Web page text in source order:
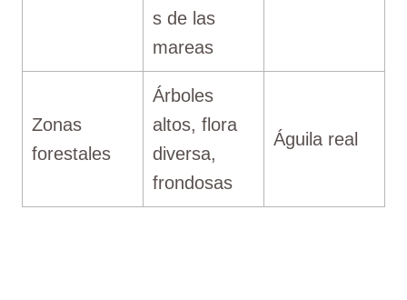
s de las
mareas
Zonas
forestales
Árboles
altos, flora
diversa,
frondosas
Águila real